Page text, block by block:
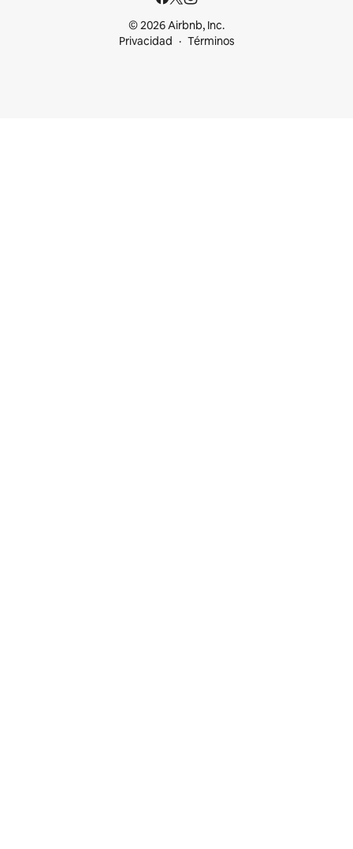
© 2026 Airbnb, Inc.
Privacidad
Términos